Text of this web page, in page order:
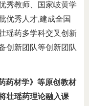
秀教师、国家岐黄学
优秀人才,建成全国
瑶药多学科交叉创新
创新团队等创新团队
药材学》等原创教材
壮瑶药理论融入课